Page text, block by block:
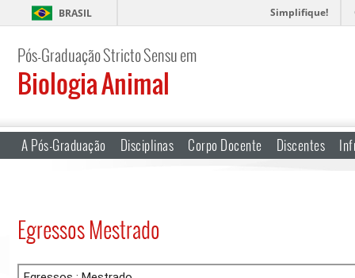
BRASIL Simplifique!
Pós-Graduação Stricto Sensu em
Biologia Animal
A Pós-Graduação Disciplinas Corpo Docente Discentes
Egressos Mestrado